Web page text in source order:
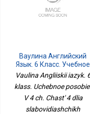
Ваулина Английский
Язык. 6 Класс. Учебное
Пособие. В 4 Ч. Часть 4
Для Слабовидящих
Обучающихся
Vaulina Angliiskii iazyk.
klass. Uchebnoe
V 4 ch. Chast' 4 dlia
slabovidiashchikh